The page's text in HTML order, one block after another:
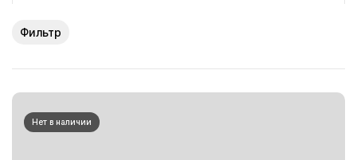
Фильтр
Нет в наличии